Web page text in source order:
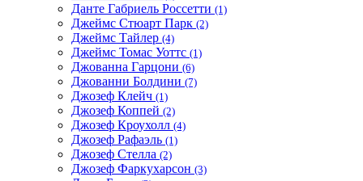
Данте Габриель Россетти (1)
Джеймс Стюарт Парк (2)
Джеймс Тайлер (4)
Джеймс Томас Уоттс (1)
Джованна Гарцони (6)
Джованни Болдини (7)
Джозеф Клейч (1)
Джозеф Коппей (2)
Джозеф Кроухолл (4)
Джозеф Рафаэль (1)
Джозеф Стелла (2)
Джозеф Фаркухарсон (3)